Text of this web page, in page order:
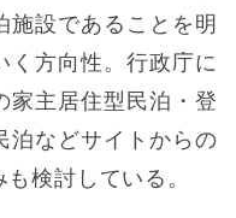
施設であることを明
く方向性。行政庁に
家主居住型民泊・登
泊などサイトからの
検討している。